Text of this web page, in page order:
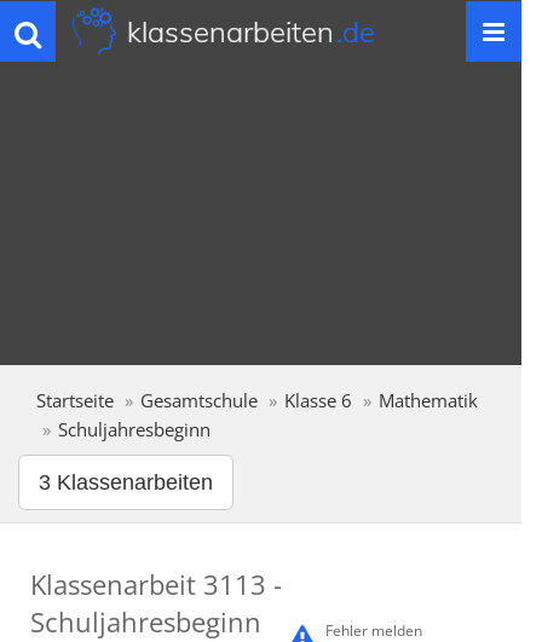
Toggle
navigation
klassenarbeiten.de
Startseite Gesamtschule Klasse 6
Mathematik
Schuljahresbeginn
3 Klassenarbeiten
Klassenarbeit 3113 -
Schuljahresbeginn
Fehler melden